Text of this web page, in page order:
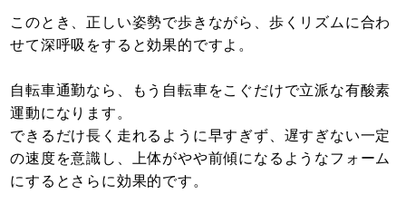
このとき、正しい姿勢で歩きながら、歩くリズムに合わ
せて深呼吸をすると効果的ですよ。
自転車通勤なら、もう自転車をこぐだけで立派な有酸素
運動になります。
できるだけ長く走れるように早すぎず、遅すぎない一定
の速度を意識し、上体がやや前傾になるようなフォーム
にするとさらに効果的です。